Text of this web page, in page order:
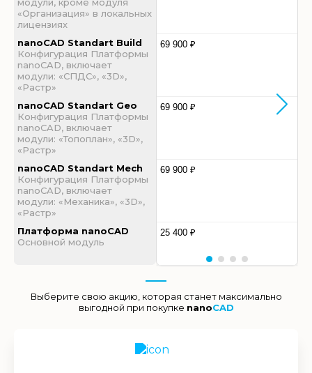
модули, кроме модуля
«Организация» в локальных
лицензиях
nanoCAD Standart Build
Конфигурация Платформы
nanoCAD, включает
модули: «СПДС», «3D»,
«Растр»
nanoCAD Standart Geo
Конфигурация Платформы
nanoCAD, включает
модули: «Топоплан», «3D»,
«Растр»
nanoCAD Standart Mech
Конфигурация Платформы
nanoCAD, включает
модули: «Механика», «3D»,
«Растр»
Платформа nanoCAD
Основной модуль
69 900 ₽
69 900 ₽
69 900 ₽
25 400 ₽
Выберите свою акцию, которая станет максимально
выгодной при покупке nanoCAD